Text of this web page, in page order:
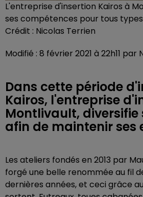
L'entreprise d'insertion Kairos à
ses compétences pour tous
Crédit : Nicolas Terrien
Modifié : 8 février 2021 à 22h11 par
Dans cette période
Kairos, l'entreprise
Montlivault,
afin de maintenir ses
Les ateliers fondés en 2013 par
forgé une belle renommée au fil
dernières années, et ceci grâce